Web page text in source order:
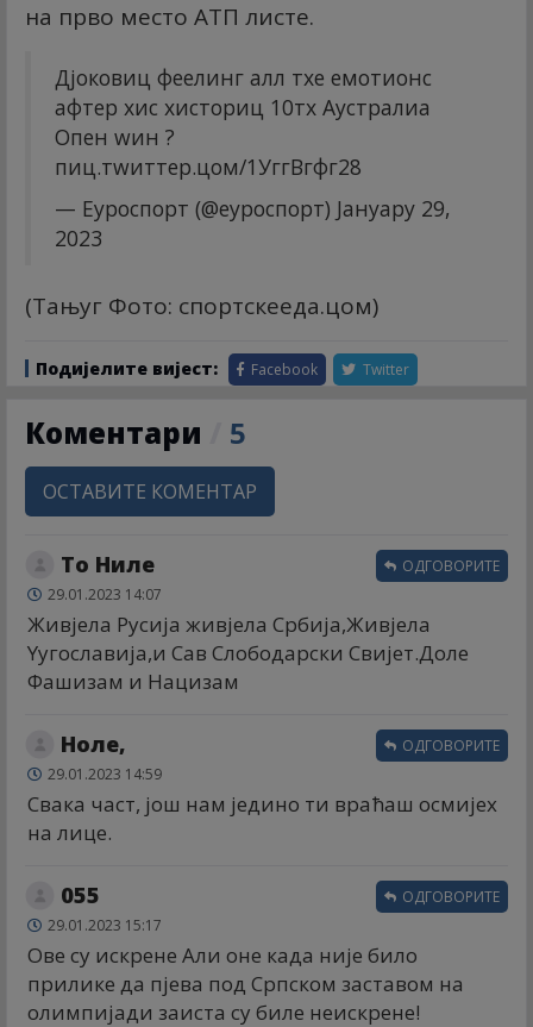
на прво место АТП листе.
Дјоковиц феелинг алл тхе емотионс
афтер хис хисториц 10тх Аустралиа
Опен wин ?
пиц.тwиттер.цом/1УггВгфг28
— Еуроспорт (@еуроспорт) Јануарy 29,
2023
(Тањуг Фото: спортскееда.цом)
Подијелите вијест: Facebook Twitter
Коментари 5
ОСТАВИТЕ КОМЕНТАР
То Ниле
29.01.2023 14:07
Живјела Русија живјела Србија,Живјела
Yугославија,и Сав Слободарски Свијет.Доле
Фашизам и Нацизам
ОДГОВОРИТЕ
Ноле,
29.01.2023 14:59
Свака част, још нам једино ти враћаш осмијех
на лице.
ОДГОВОРИТЕ
055
29.01.2023 15:17
Ове су искрене Али оне када није било
прилике да пјева под Српском заставом на
олимпијади заиста су биле неискрене!
ОДГОВОРИТЕ